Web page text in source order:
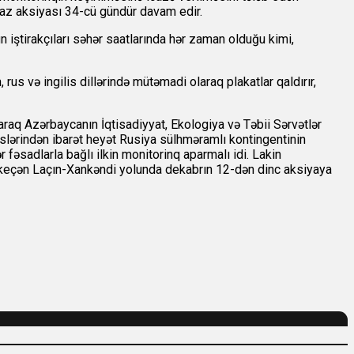
aksiyası 34-cü gündür davam edir.
iştirakçıları səhər saatlarında hər zaman olduğu kimi,
rus və ingilis dillərində mütəmadi olaraq plakatlar qaldırır,
Azərbaycanın İqtisadiyyat, Ekologiya və Təbii Sərvətlər
ibarət heyət Rusiya sülhməramlı kontingentinin
fəsadlarla bağlı ilkin monitorinq aparmalı idi. Lakin
Laçın-Xankəndi yolunda dekabrın 12-dən dinc aksiyaya